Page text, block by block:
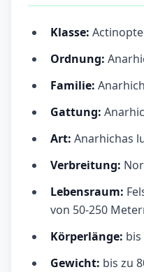
Klasse:
Ordnung:
Familie:
Gattung:
Art: Anarhichas
Verbreitung:
Lebensraum:
von 50-250
Körperlänge:
Gewicht: bis zu